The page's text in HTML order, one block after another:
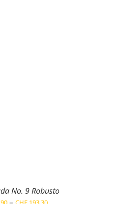
No. 9 Robusto
Preisspanne: